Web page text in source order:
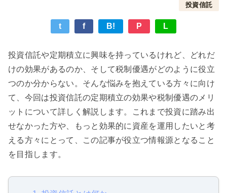
投資信託
t f B! P L
投資信託や定期積立に興味を持っているけれど、どれだ
けの効果があるのか、そして税制優遇がどのように役立
つのか分からない。そんな悩みを抱えている方々に向け
て、今回は投資信託の定期積立の効果や税制優遇のメリ
ットについて詳しく解説します。これまで投資に踏み出
せなかった方や、もっと効果的に資産を運用したいと考
える方々にとって、この記事が役立つ情報源となること
を目指します。